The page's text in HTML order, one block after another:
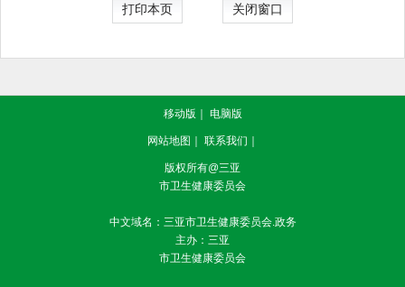
打印本页 关闭窗口
移动版 ｜ 电脑版
网站地图 ｜ 联系我们 ｜
版权所有@三亚
市卫生健康委员会
中文域名：三亚市卫生健康委员会.政务
主办：三亚
市卫生健康委员会